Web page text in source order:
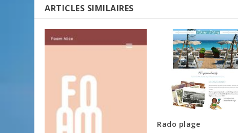
ARTICLES SIMILAIRES
Rado plage